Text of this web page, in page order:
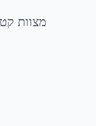
מצוות